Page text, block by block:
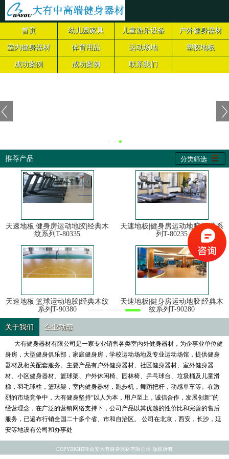
首页 幼儿园家具 儿童游乐设备 户外健身器材
室内健身器材 体育用品 运动场地 塑胶地板
成功案例 成功案例 联系我们
推荐产品 分类筛选
天速地板|健身房运动地胶|经典木
纹系列T-80335
天速地板|健身房运动地胶|经典系
列T-80235
天速地板|篮球运动地胶|经典木纹
系列T-90380
天速地板|健身房运动地胶|经典木
纹系列T-90280
关于我们 企业动态
大有健身器材有限公司是一家专业销售各类室内外健身器材，为企事业单位健
身房，大型健身俱乐部，家庭健身房，学校运动场地及专业运动场馆，提供健身
器材及相关配套服务。主要产品有户外健身器材、社区健身器材、室外健身器
材、小区健身器材、篮球架、户外休闲椅、园林椅、乒乓球台、垃圾桶及儿童滑
梯，羽毛球柱，篮球架，室内健身器材，跑步机，舞蹈把杆，动感单车等。在激
烈的市场竞争中，大有健身坚持“以人为本，用户至上，诚信合作，发展创新”的
经营理念，在广泛的营销网络支持下，公司产品以其优越的性价比和完善的售后
服务，已遍布行销全国二十多个省、市和自治区。 公司在北京，西安，长沙，延
安等地设有公司和办事处
COPYRIGHT©西安大有健身器材有限公司 版权所有